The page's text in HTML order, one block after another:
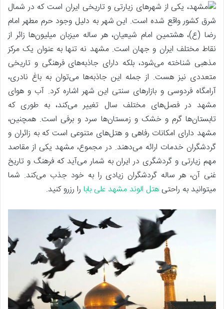
مشهد، یکی از شهرهای زیارتی و تاریخی ایران است که در شمال
شرق کشور واقع شده است. این شهر به دلیل وجود حرم مطهر امام
رضا (ع)، هشتمین امام شیعیان، هر ساله میزبان میلیون‌ها زائر از
نقاط مختلف ایران و جهان است. مشهد نه تنها به عنوان یک مرکز
مذهبی شناخته می‌شود، بلکه دارای جاذبه‌های فرهنگی و تاریخی
متعددی نیز هست. از جمله این جاذبه‌ها می‌توان به باغ نادری،
آرامگاه فردوسی و بازارهای سنتی این شهر اشاره کرد. آب و هوای
مشهد در فصل‌های مختلف سال تغییر می‌کند، به طوری که
تابستان‌ها گرم و خشک و زمستان‌ها سرد و برفی است. همچنین،
مشهد دارای امکانات رفاهی و هتل‌های متنوعی است که به زائران و
گردشگران خدمات ارائه می‌دهند. در مجموع، مشهد یکی از مقاصد
مهم زیارتی و گردشگری در ایران به شمار می‌آید که فرهنگ و تاریخ
غنی آن، هر ساله گردشگران زیادی را به خود جذب می‌کند. شما
میتوانید به راحتی هتل الوند مشهد علی بابا را رزرو کنید.